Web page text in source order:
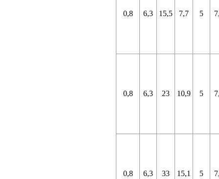
0,8 6,3 15,5 7,7 5
0,8 6,3 23 10,9 5
0,8 6,3 33 15,1 5